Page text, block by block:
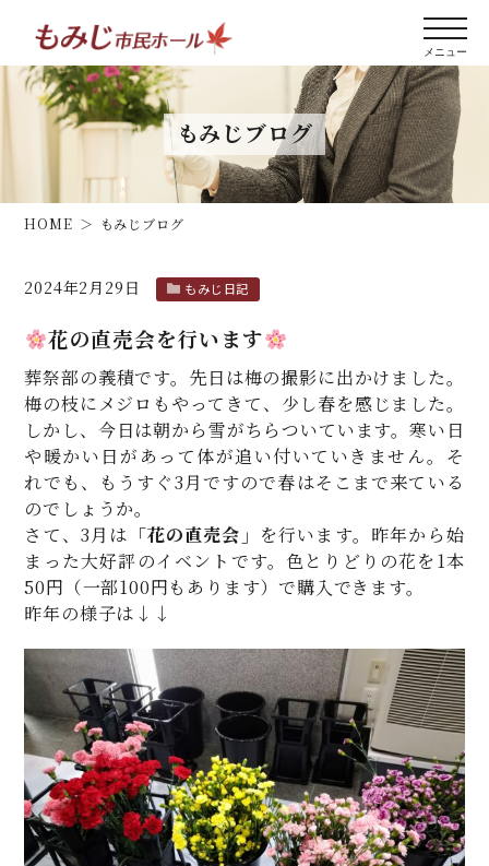
もみじブログ
HOME もみじブログ
2024年2月29日 もみじ日記
花の直売会を行います
葬祭部の義積です。先日は梅の撮影に出かけました。
梅の枝にメジロもやってきて、少し春を感じました。
しかし、今日は朝から雪がちらついています。寒い日
や暖かい日があって体が追い付いていきません。そ
れでも、もうすぐ3月ですので春はそこまで来ている
のでしょうか。
さて、3月は 「花の直売会」 を行います。昨年から始
まった大好評のイベントです。色とりどりの花を1本
50円（一部100円もあります）で購入できます。
昨年の様子は↓↓